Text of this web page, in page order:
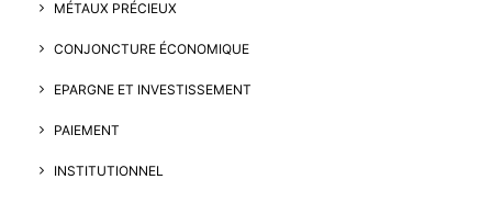
MÉTAUX PRÉCIEUX
CONJONCTURE ÉCONOMIQUE
EPARGNE ET INVESTISSEMENT
PAIEMENT
INSTITUTIONNEL